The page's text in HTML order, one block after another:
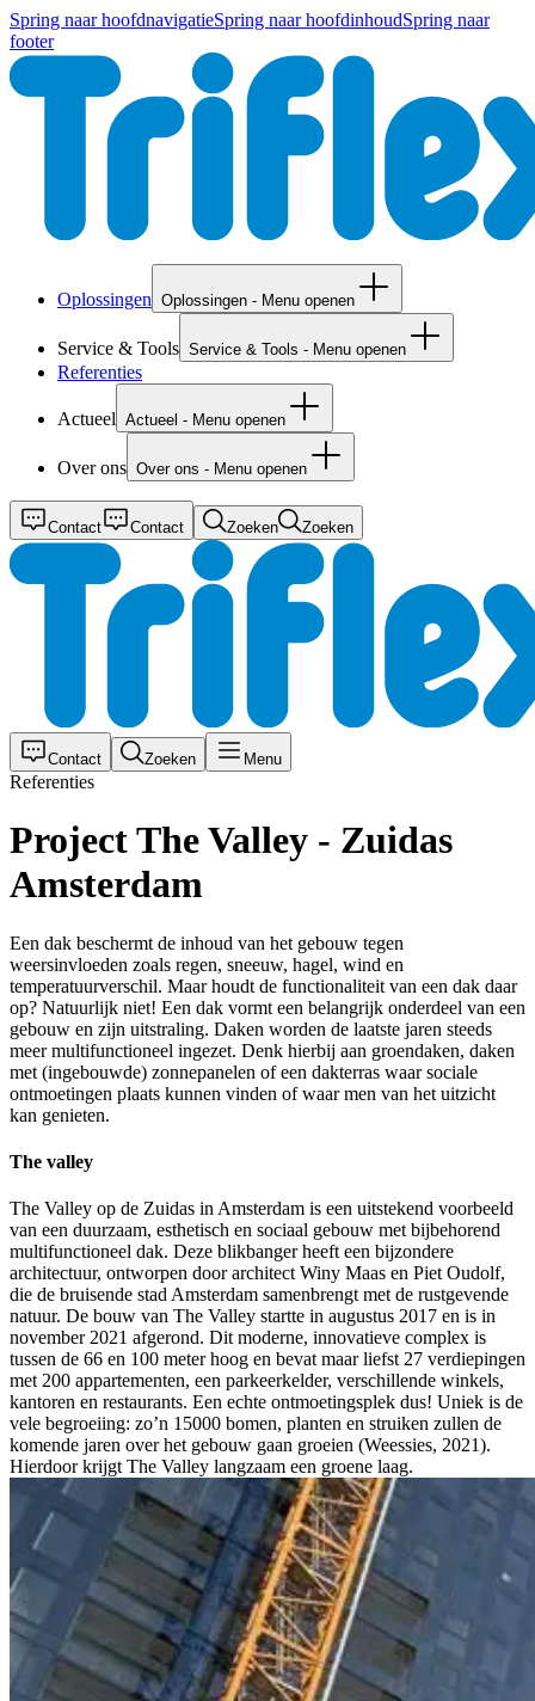
Spring naar hoofdnavigatieSpring naar hoofdinhoudSpring naar
footer
Oplossingen Oplossingen - Menu openen
Service & Tools Service & Tools - Menu openen
Referenties
Actueel Actueel - Menu openen
Over ons Over ons - Menu openen
Contact Contact Zoeken Zoeken
Contact Zoeken Menu
Referenties
Project The Valley - Zuidas
Amsterdam
Een dak beschermt de inhoud van het gebouw tegen
weersinvloeden zoals regen, sneeuw, hagel, wind en
temperatuurverschil. Maar houdt de functionaliteit van een dak daar
op? Natuurlijk niet! Een dak vormt een belangrijk onderdeel van een
gebouw en zijn uitstraling. Daken worden de laatste jaren steeds
meer multifunctioneel ingezet. Denk hierbij aan groendaken, daken
met (ingebouwde) zonnepanelen of een dakterras waar sociale
ontmoetingen plaats kunnen vinden of waar men van het uitzicht
kan genieten.
The valley
The Valley op de Zuidas in Amsterdam is een uitstekend voorbeeld
van een duurzaam, esthetisch en sociaal gebouw met bijbehorend
multifunctioneel dak. Deze blikbanger heeft een bijzondere
architectuur, ontworpen door architect Winy Maas en Piet Oudolf,
die de bruisende stad Amsterdam samenbrengt met de rustgevende
natuur. De bouw van The Valley startte in augustus 2017 en is in
november 2021 afgerond. Dit moderne, innovatieve complex is
tussen de 66 en 100 meter hoog en bevat maar liefst 27 verdiepingen
met 200 appartementen, een parkeerkelder, verschillende winkels,
kantoren en restaurants. Een echte ontmoetingsplek dus! Uniek is de
vele begroeiing: zo’n 15000 bomen, planten en struiken zullen de
komende jaren over het gebouw gaan groeien (Weessies, 2021).
Hierdoor krijgt The Valley langzaam een groene laag.